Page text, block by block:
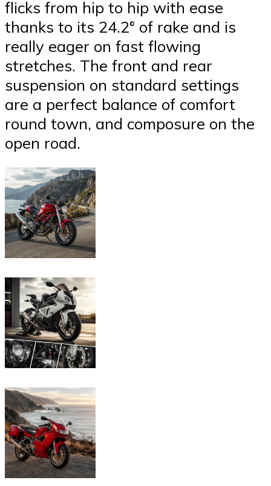
flicks from hip to hip with ease
thanks to its 24.2° of rake and is
really eager on fast flowing
stretches. The front and rear
suspension on standard settings
are a perfect balance of comfort
round town, and composure on the
open road.